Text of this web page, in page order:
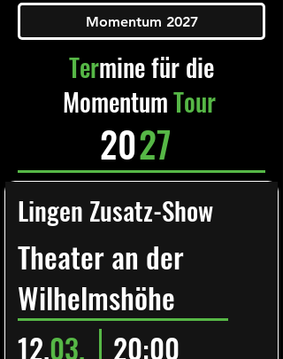
Momentum 2027
Termine für die
MomentumTour
2027
Lingen Zusatz-Show
Theater an der
Wilhelmshöhe
12.03. 20:00